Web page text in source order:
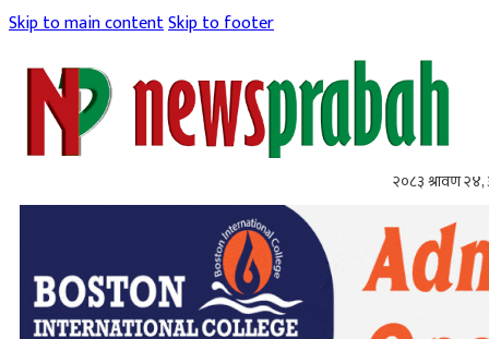
Skip to main contentSkip to footer
२०८३ श्रावण